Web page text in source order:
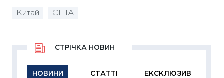
Китай США
НОВИНИ СТАТТІ ЕКСКЛЮЗИВ
СТРІЧКА НОВИН